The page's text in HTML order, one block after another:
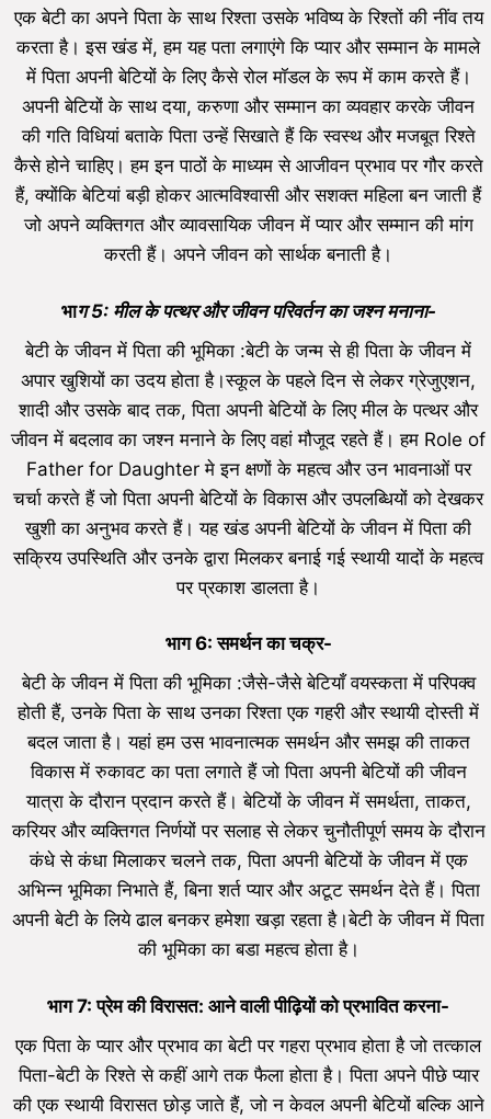
एक बेटी का अपने पिता के साथ रिश्ता उसके भविष्य के रिश्तों की नींव तय
करता है। इस खंड में, हम यह पता लगाएंगे कि प्यार और सम्मान के मामले
में पिता अपनी बेटियों के लिए कैसे रोल मॉडल के रूप में काम करते हैं।
अपनी बेटियों के साथ दया, करुणा और सम्मान का व्यवहार करके जीवन
की गति विधियां बताके पिता उन्हें सिखाते हैं कि स्वस्थ और मजबूत रिश्ते
कैसे होने चाहिए। हम इन पाठों के माध्यम से आजीवन प्रभाव पर गौर करते
हैं, क्योंकि बेटियां बड़ी होकर आत्मविश्वासी और सशक्त महिला बन जाती हैं
जो अपने व्यक्तिगत और व्यावसायिक जीवन में प्यार और सम्मान की मांग
करती हैं। अपने जीवन को सार्थक बनाती है।
भाग 5: मील के पत्थर और जीवन परिवर्तन का जश्न मनाना-
बेटी के जीवन में पिता की भूमिका :बेटी के जन्म से ही पिता के जीवन में
अपार खुशियों का उदय होता है।स्कूल के पहले दिन से लेकर ग्रेजुएशन,
शादी और उसके बाद तक, पिता अपनी बेटियों के लिए मील के पत्थर और
जीवन में बदलाव का जश्न मनाने के लिए वहां मौजूद रहते हैं। हम Role of
Father for Daughter मे इन क्षणों के महत्व और उन भावनाओं पर
चर्चा करते हैं जो पिता अपनी बेटियों के विकास और उपलब्धियों को देखकर
खुशी का अनुभव करते हैं। यह खंड अपनी बेटियों के जीवन में पिता की
सक्रिय उपस्थिति और उनके द्वारा मिलकर बनाई गई स्थायी यादों के महत्व
पर प्रकाश डालता है।
भाग 6: समर्थन का चक्र-
बेटी के जीवन में पिता की भूमिका :जैसे-जैसे बेटियाँ वयस्कता में परिपक्व
होती हैं, उनके पिता के साथ उनका रिश्ता एक गहरी और स्थायी दोस्ती में
बदल जाता है। यहां हम उस भावनात्मक समर्थन और समझ की ताकत
विकास में रुकावट का पता लगाते हैं जो पिता अपनी बेटियों की जीवन
यात्रा के दौरान प्रदान करते हैं। बेटियों के जीवन में समर्थता, ताकत,
करियर और व्यक्तिगत निर्णयों पर सलाह से लेकर चुनौतीपूर्ण समय के दौरान
कंधे से कंधा मिलाकर चलने तक, पिता अपनी बेटियों के जीवन में एक
अभिन्न भूमिका निभाते हैं, बिना शर्त प्यार और अटूट समर्थन देते हैं। पिता
अपनी बेटी के लिये ढाल बनकर हमेशा खड़ा रहता है।बेटी के जीवन में पिता
की भूमिका का बडा महत्व होता है।
भाग 7: प्रेम की विरासत: आने वाली पीढ़ियों को प्रभावित करना-
एक पिता के प्यार और प्रभाव का बेटी पर गहरा प्रभाव होता है जो तत्काल
पिता-बेटी के रिश्ते से कहीं आगे तक फैला होता है। पिता अपने पीछे प्यार
की एक स्थायी विरासत छोड़ जाते हैं, जो न केवल अपनी बेटियों बल्कि आने